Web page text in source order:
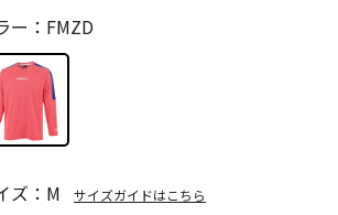
ー：FMZD
ズ：M サイズガイドはこちら